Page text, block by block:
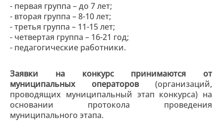
- первая группа – до 7 лет;
- вторая группа – 8-10 лет;
- третья группа – 11-15 лет;
- четвертая группа – 16-21 год;
- педагогические работники.
Заявки на конкурс принимаются от
муниципальных операторов (организаций,
проводящих муниципальный этап конкурса) на
основании протокола проведения
муниципального этапа.